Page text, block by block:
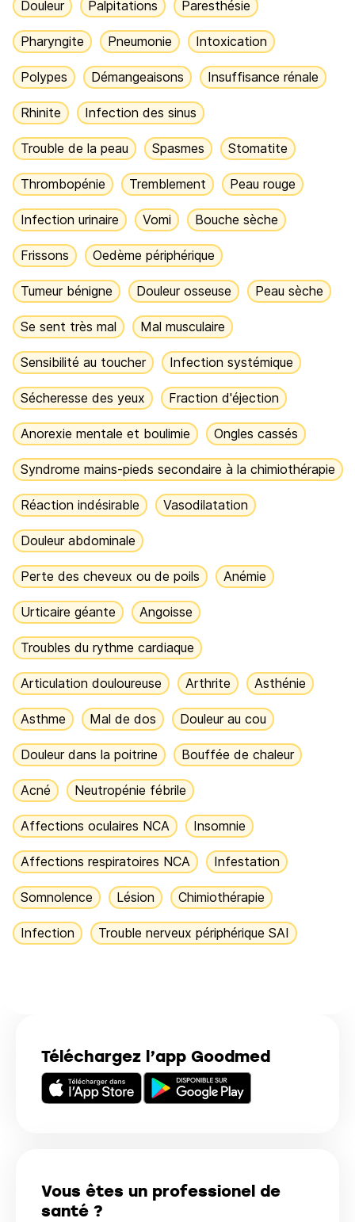
Téléchargez l’app Goodmed
Vous êtes un professionel de
santé ?
Douleur Palpitations Paresthésie
Pharyngite Pneumonie Intoxication
Polypes Démangeaisons Insuffisance rénale
Rhinite Infection des sinus
Trouble de la peau Spasmes Stomatite
Thrombopénie Tremblement Peau rouge
Infection urinaire Vomi Bouche sèche
Frissons Oedème périphérique
Tumeur bénigne Douleur osseuse Peau sèche
Se sent très mal Mal musculaire
Sensibilité au toucher Infection systémique
Sécheresse des yeux Fraction d'éjection
Anorexie mentale et boulimie Ongles cassés
Syndrome mains-pieds secondaire à la chimiothérapie
Réaction indésirable Vasodilatation
Douleur abdominale
Perte des cheveux ou de poils Anémie
Urticaire géante Angoisse
Troubles du rythme cardiaque
Articulation douloureuse Arthrite Asthénie
Asthme Mal de dos Douleur au cou
Douleur dans la poitrine Bouffée de chaleur
Acné Neutropénie fébrile
Affections oculaires NCA Insomnie
Affections respiratoires NCA Infestation
Somnolence Lésion Chimiothérapie
Infection Trouble nerveux périphérique SAI